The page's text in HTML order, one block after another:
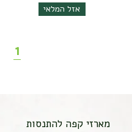
אזל המלאי
1
מארזי קפה להתנסות